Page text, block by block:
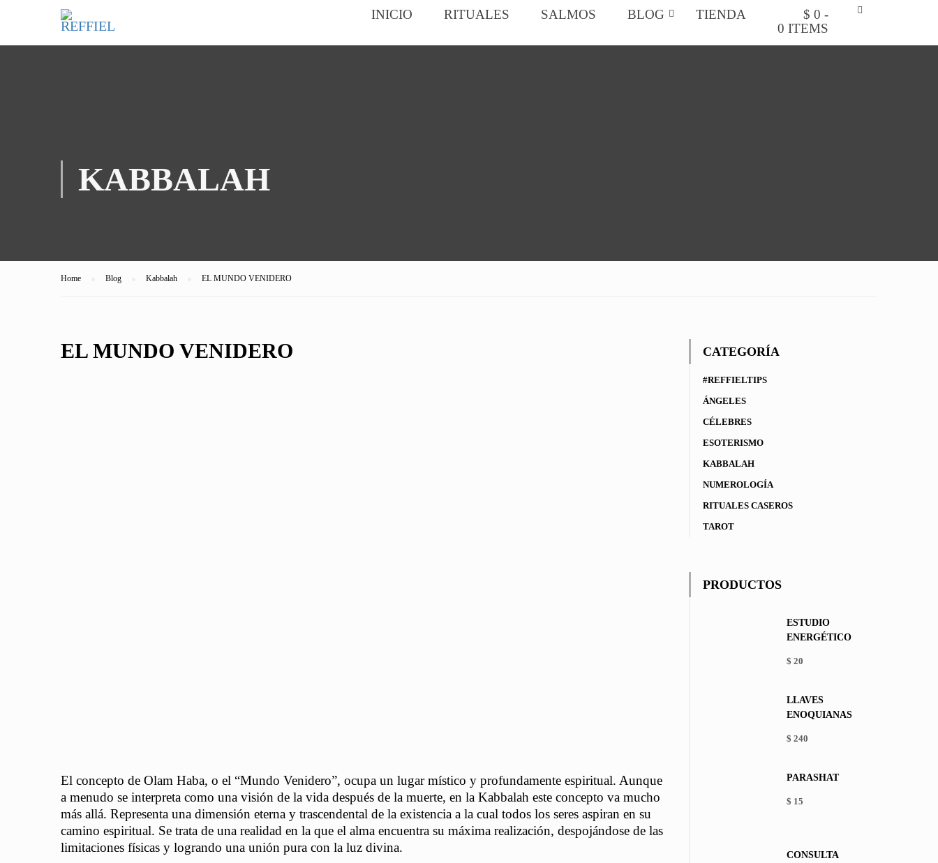
INICIO RITUALES SALMOS BLOG TIENDA
$ 0 -
0 ITEMS
KABBALAH
Home Blog Kabbalah EL MUNDO VENIDERO
EL MUNDO VENIDERO
El concepto de Olam Haba, o el “Mundo Venidero”, ocupa un lugar místico y profundamente espiritual. Aunque
a menudo se interpreta como una visión de la vida después de la muerte, en la Kabbalah este concepto va mucho
más allá. Representa una dimensión eterna y trascendental de la existencia a la cual todos los seres aspiran en su
camino espiritual. Se trata de una realidad en la que el alma encuentra su máxima realización, despojándose de las
limitaciones físicas y logrando una unión pura con la luz divina.
CATEGORÍA
#REFFIELTIPS
ÁNGELES
CÉLEBRES
ESOTERISMO
KABBALAH
NUMEROLOGÍA
RITUALES CASEROS
TAROT
PRODUCTOS
ESTUDIO
ENERGÉTICO
$ 20
LLAVES
ENOQUIANAS
$ 240
PARASHAT
$ 15
multiple
CONSULTA